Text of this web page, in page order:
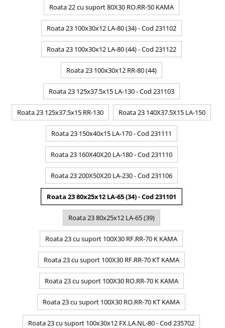
Roata 22 cu suport 80X30 RO.RR-50 KAMA
Roata 23 100x30x12 LA-80 (34) - Cod 231102
Roata 23 100x30x12 LA-80 (44) - Cod 231122
Roata 23 100x30x12 RR-80 (44)
Roata 23 125x37.5x15 LA-130 - Cod 231103
Roata 23 125x37.5x15 RR-130 Roata 23 140X37.5X15 LA-150
Roata 23 150x40x15 LA-170 - Cod 231111
Roata 23 160X40X20 LA-180 - Cod 231110
Roata 23 200X50X20 LA-230 - Cod 231106
Roata 23 80x25x12 LA-65 (34) - Cod 231101
Roata 23 80x25x12 LA-65 (39)
Roata 23 cu suport 100X30 RF.RR-70 K KAMA
Roata 23 cu suport 100X30 RF.RR-70 KT KAMA
Roata 23 cu suport 100X30 RO.RR-70 K KAMA
Roata 23 cu suport 100X30 RO.RR-70 KT KAMA
Roata 23 cu suport 100x30x12 FX.LA.NL-80 - Cod 235702